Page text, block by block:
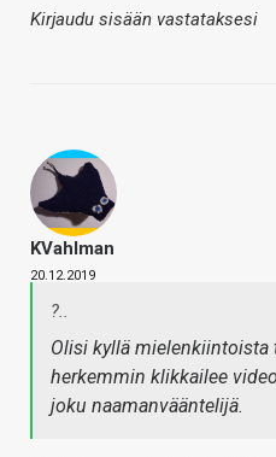
Kirjaudu sisään vastataksesi
KVahlman
20.12.2019
?..
Olisi kyllä mielenkiintoista
herkemmin klikkailee
joku naamanvääntelijä.